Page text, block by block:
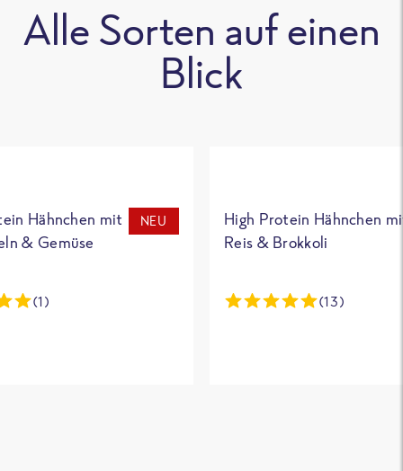
Alle Sorten auf einen
Blick
Hähnchen mit
& Gemüse
NEU
(1)
High Protein Hähnchen
Reis & Brokkoli
(13)